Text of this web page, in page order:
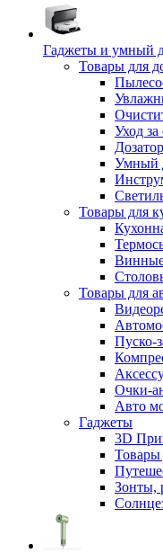
Гаджеты и умный
Товары для
Уход
Умный
Товары для
Товары для
Пуско-
Очки-
Авто
Гаджеты
3D
Зонты,